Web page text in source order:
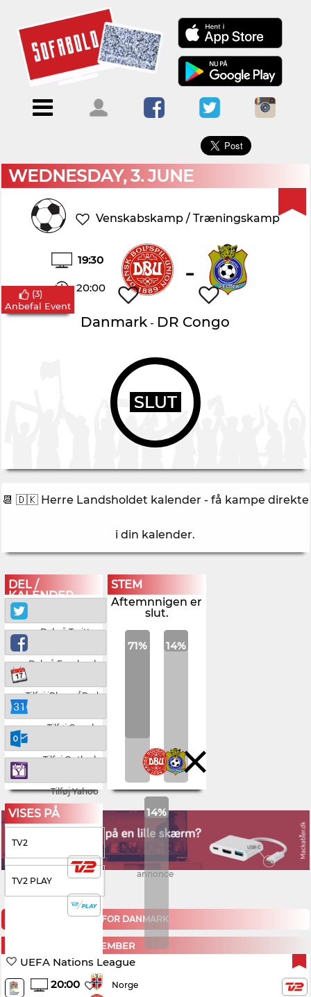
Menu
ForsideKalendere
Blogs
Om
Sofabold
Kontakt
bruger
ind
×
WEDNESDAY, 3. JUNE
Venskabskamp / Træningskamp
19:30
20:00 -
Danmark - DR Congo
SLUT
(3)
Anbefal Event
📆 🇩🇰 Herre Landsholdet kalender - få kampe direkte
i din kalender.
DEL /
KALENDER
Del på Twitter
Del på Facebook
Tilføj iPhone/iPad
Tilføj Google
Tilføj Outlook
Tilføj Yahoo
STEM
Aftemnnigen er
slut.
71% 14%
14%
VISES PÅ
TV2
TV2 PLAY
annonce
KOMMENDE KAMPE FOR DANMARK
THURSDAY, 24. SEPTEMBER
UEFA Nations League
20:00
Norge